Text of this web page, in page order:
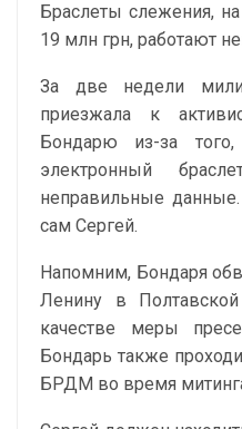
Браслеты слежения,
19 млн грн, работают
За две недели
приезжала к
Бондарю из-за
электронный
неправильные
сам Сергей.
Напомним, Бондаря
Ленину в
качестве меры
Бондарь также
БРДМ во время